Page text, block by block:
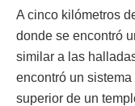
A cinco kilómetros
donde se encontró
similar a las
encontró un
superior de un